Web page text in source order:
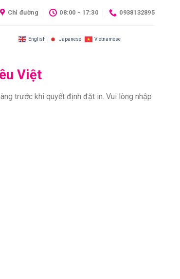
Chỉ đường 08:00 - 17:30 0938132895
English Japanese Vietnamese
Việt
trước khi quyết định đặt in. Vui lòng nhập